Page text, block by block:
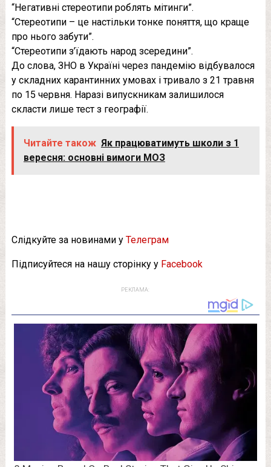
“Негативні стереотипи роблять мітинги”.
“Стереотипи – це настільки тонке поняття, що краще
про нього забути”.
“Стереотипи з’їдають народ зсередини”.
До слова, ЗНО в Україні через пандемію відбувалося
у складних карантинних умовах і тривало з 21 травня
по 15 червня. Наразі випускникам залишилося
скласти лише тест з географії.
Читайте також Як працюватимуть школи з 1
вересня: основні вимоги МОЗ
Слідкуйте за новинами у Телеграм
Підписуйтеся на нашу сторінку у Facebook
РЕКЛАМА: